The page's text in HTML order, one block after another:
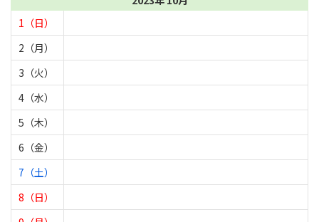
1（日）
2（月）
3（火）
4（水）
5（木）
6（金）
7（土）
8（日）